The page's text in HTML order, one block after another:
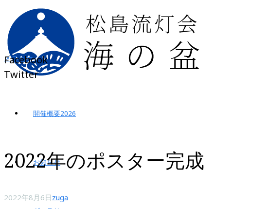
メニュー
開催概要2026
お知らせ
Facebook
Twitter
2022年のポスター完成
2022年8月6日zuga